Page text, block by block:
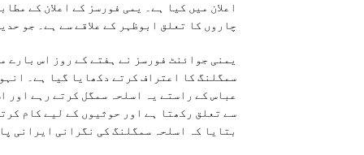
اعلان میں کیا ہے۔ یمی فورسز کے اعلان کے
چاروں کا تعلق ابوظہر کے علاقے سے ہے۔ جو
یمنی جوائنٹ فورسز نے ہفتے کے روز اس بارے
سمگلنگ کا اعتراف کرتے دکھایا گیا ہے۔
عباس کے راستے یہ اسلحہ سمگل کرتے رہے اور
سے تعلق رکھتا ہے اور حوثیوں کے لیے کام
بتایا کہ اسلحہ سمگلنگ کی نگرانی ایرانی